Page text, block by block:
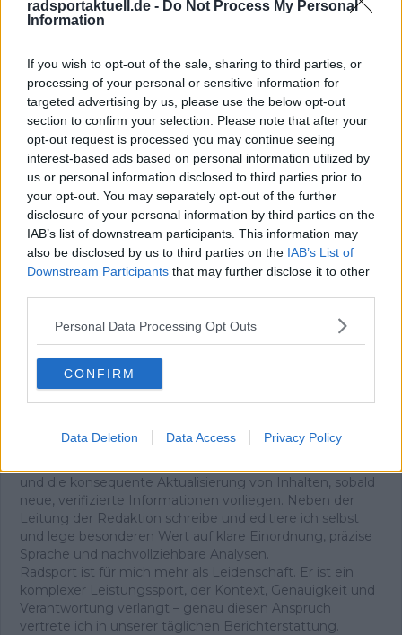
radsportaktuell.de - Do Not Process My Personal
Information
If you wish to opt-out of the sale, sharing to third parties, or
processing of your personal or sensitive information for
targeted advertising by us, please use the below opt-out
section to confirm your selection. Please note that after your
opt-out request is processed you may continue seeing
interest-based ads based on personal information utilized by
us or personal information disclosed to third parties prior to
your opt-out. You may separately opt-out of the further
disclosure of your personal information by third parties on the
IAB’s list of downstream participants. This information may
also be disclosed by us to third parties on the IAB’s List of
Downstream Participants that may further disclose it to other
Personal Data Processing Opt Outs
CONFIRM
Data Deletion Data Access Privacy Policy
wurden zu unseren „Bergen“, und wir rasten über
In einem Urlaub in Frankreich durfte ich nach langem
Drängen eine echte Bergetappe fahren – mit meinem
Fahrrad von zu Hause, drei Gängen, Licht, dicken Reifen
und Schutzblechen.
Ich brach früh auf, fuhr den Col de Joux Plane und
anschließend Morzine-Avoriaz. Proviant: eine Tüte
Kirschen, kein Wasser, keine Erfahrung. Von Les Gets aus
wurde es trotzdem der glücklichste Tag meines Lebens.
Als ich die Häuser auf halber Höhe des Joux Plane
erreichte, wusste ich, dass ich nicht aufhören würde zu
treten. Oben angekommen trank ich an einem
Baumstamm – und spürte eine Freude, die ich bis heute
Entscheidung an: zurück oder weiter nach Avoriaz. Ich
fuhr weiter, ohne anzuhalten, und schaffte auch den
zweiten Anstieg. Mit meinem knallroten, eigentlich
lächerlichen Rad überholte ich Fahrer auf echten
Rennrädern. Wieder dieses Glück.
Dieses unverfälschte Gefühl begleitet mich bis heute –
Chefredakteur von Radsportaktuell.de und verantworte
die redaktionelle Ausrichtung der Plattform:
und die konsequente Aktualisierung von Inhalten, sobald
neue, verifizierte Informationen vorliegen. Neben der
Leitung der Redaktion schreibe und editiere ich selbst
und lege besonderen Wert auf klare Einordnung, präzise
Sprache und nachvollziehbare Analysen.
Radsport ist für mich mehr als Leidenschaft. Er ist ein
komplexer Leistungssport, der Kontext, Genauigkeit und
Verantwortung verlangt – genau diesen Anspruch
vertrete ich in unserer täglichen Berichterstattung.